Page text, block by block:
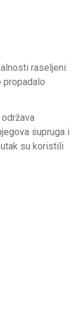
raseljeni.
propadalo
supruga i
su koristili